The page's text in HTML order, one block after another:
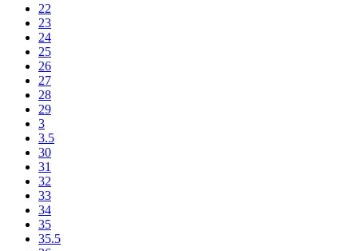
22
23
24
25
26
27
28
29
3
3.5
30
31
32
33
34
35
35.5